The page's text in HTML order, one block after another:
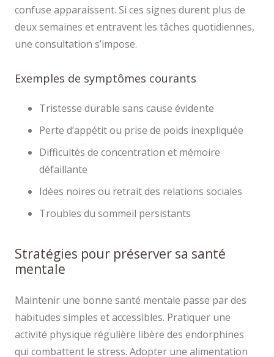
confuse apparaissent. Si ces signes durent plus de
deux semaines et entravent les tâches quotidiennes,
une consultation s’impose.
Exemples de symptômes courants
Tristesse durable sans cause évidente
Perte d’appétit ou prise de poids inexpliquée
Difficultés de concentration et mémoire
défaillante
Idées noires ou retrait des relations sociales
Troubles du sommeil persistants
Stratégies pour préserver sa santé
mentale
Maintenir une bonne santé mentale passe par des
habitudes simples et accessibles. Pratiquer une
activité physique régulière libère des endorphines
qui combattent le stress. Adopter une alimentation